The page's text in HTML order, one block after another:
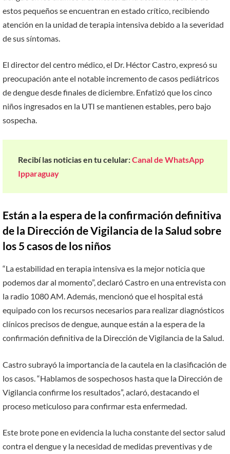
estos pequeños se encuentran en estado crítico, recibiendo
atención en la unidad de terapia intensiva debido a la severidad
de sus síntomas.
El director del centro médico, el Dr. Héctor Castro, expresó su
preocupación ante el notable incremento de casos pediátricos
de dengue desde finales de diciembre. Enfatizó que los cinco
niños ingresados en la UTI se mantienen estables, pero bajo
sospecha.
Recibí las noticias en tu celular:Canal de WhatsApp
Ipparaguay
Están a la espera de la confirmación definitiva
de la Dirección de Vigilancia de la Salud sobre
los 5 casos de los niños
“La estabilidad en terapia intensiva es la mejor noticia que
podemos dar al momento”, declaró Castro en una entrevista con
la radio 1080 AM. Además, mencionó que el hospital está
equipado con los recursos necesarios para realizar diagnósticos
clínicos precisos de dengue, aunque están a la espera de la
confirmación definitiva de la Dirección de Vigilancia de la Salud.
Castro subrayó la importancia de la cautela en la clasificación de
los casos. “Hablamos de sospechosos hasta que la Dirección de
Vigilancia confirme los resultados”, aclaró, destacando el
proceso meticuloso para confirmar esta enfermedad.
Este brote pone en evidencia la lucha constante del sector salud
contra el dengue y la necesidad de medidas preventivas y de